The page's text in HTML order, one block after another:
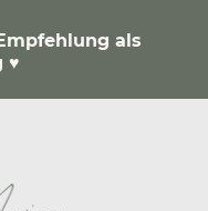
als
♥